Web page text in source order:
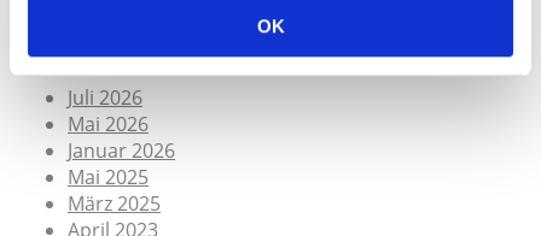
OK
Archiv
Juli 2026
Mai 2026
Januar 2026
Mai 2025
März 2025
April 2023